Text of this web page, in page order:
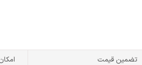
تضمین قیمت